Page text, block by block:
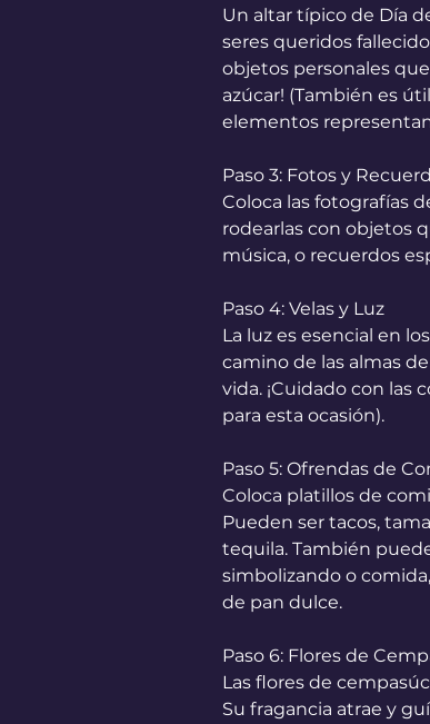
Un altar típico de Día
seres queridos
objetos personales
azúcar! (También es
elementos
Paso 3: Fotos y
Coloca las fotografías
rodearlas con objetos
música, o recuerdos
Paso 4: Velas y Luz
La luz es esencial en
camino de las almas
vida. ¡Cuidado con las
para esta ocasión).
Paso 5: Ofrendas de
Coloca platillos de
Pueden ser tacos,
tequila. También
simbolizando o
de pan dulce.
Paso 6: Flores de
Las flores de
Su fragancia atrae y